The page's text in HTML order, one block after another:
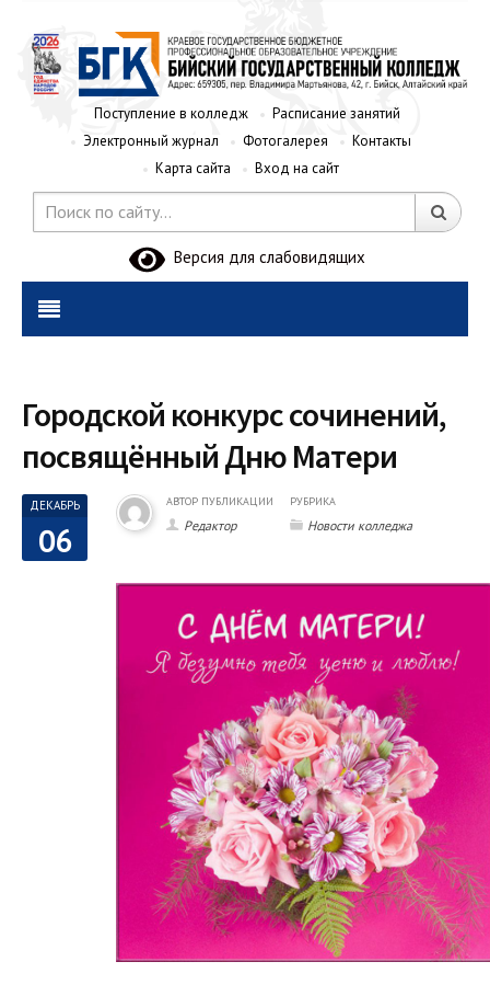
Поступление в колледж
Расписание занятий
Электронный журнал
Фотогалерея
Контакты
Карта сайта
Вход на сайт
Версия для слабовидящих
Городской конкурс сочинений,
посвящённый Дню Матери
ДЕКАБРЬ
06
АВТОР ПУБЛИКАЦИИ
Редактор
РУБРИКА
Новости колледжа